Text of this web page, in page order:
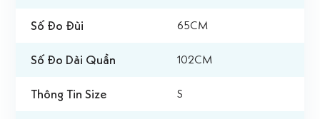
Số Đo Đùi 65CM
Số Đo Dài Quần 102CM
Thông Tin Size S